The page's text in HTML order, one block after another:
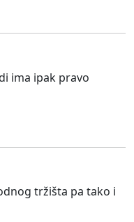
ima ipak pravo
tržišta pa tako i